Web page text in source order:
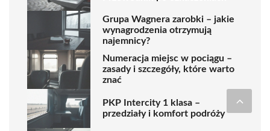
Grupa Wagnera zarobki – jakie
wynagrodzenia otrzymują
najemnicy?
Numeracja miejsc w pociągu –
zasady i szczegóły, które warto
znać
PKP Intercity 1 klasa –
przedziały i komfort podróży